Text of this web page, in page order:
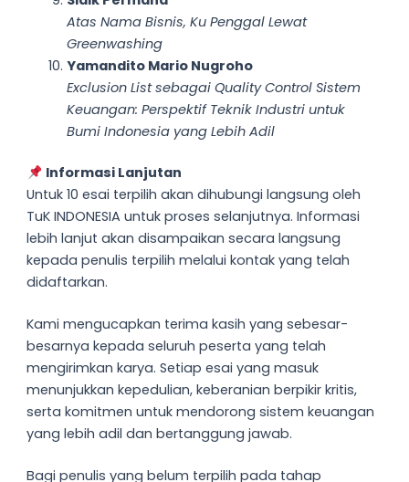
Atas Nama Bisnis, Ku Penggal Lewat
Greenwashing
Yamandito Mario Nugroho
Exclusion List sebagai Quality Control Sistem
Keuangan: Perspektif Teknik Industri untuk
Bumi Indonesia yang Lebih Adil
Informasi Lanjutan
Untuk 10 esai terpilih akan dihubungi langsung oleh
TuK INDONESIA untuk proses selanjutnya. Informasi
lebih lanjut akan disampaikan secara langsung
kepada penulis terpilih melalui kontak yang telah
didaftarkan.
Kami mengucapkan terima kasih yang sebesar-
besarnya kepada seluruh peserta yang telah
mengirimkan karya. Setiap esai yang masuk
menunjukkan kepedulian, keberanian berpikir kritis,
serta komitmen untuk mendorong sistem keuangan
yang lebih adil dan bertanggung jawab.
Bagi penulis yang belum terpilih pada tahap